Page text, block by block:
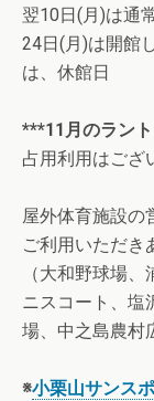
翌10日(月)は通
24日(月)は開館
は、休館日
***11月のラン
占用利用はござ
屋外体育施設の
ご利用いただき
（大和野球場
ニスコート、塩
場、中之島農村
※小栗山サンス